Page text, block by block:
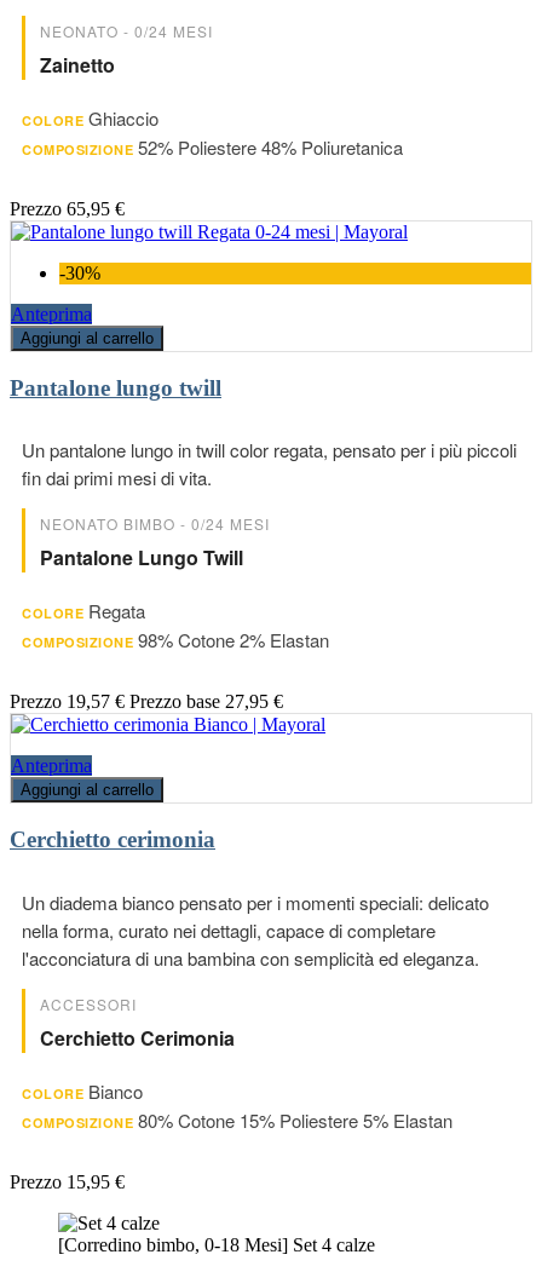
NEONATO - 0/24 MESI
Zainetto
COLORE Ghiaccio
COMPOSIZIONE 52% Poliestere 48% Poliuretanica
Prezzo 65,95 €
-30%
Anteprima
Aggiungi al carrello
Pantalone lungo twill
Un pantalone lungo in twill color regata, pensato per i più piccoli
fin dai primi mesi di vita.
NEONATO BIMBO - 0/24 MESI
Pantalone Lungo Twill
COLORE Regata
COMPOSIZIONE 98% Cotone 2% Elastan
Prezzo 19,57 € Prezzo base 27,95 €
Anteprima
Aggiungi al carrello
Cerchietto cerimonia
Un diadema bianco pensato per i momenti speciali: delicato
nella forma, curato nei dettagli, capace di completare
l'acconciatura di una bambina con semplicità ed eleganza.
ACCESSORI
Cerchietto Cerimonia
COLORE Bianco
COMPOSIZIONE 80% Cotone 15% Poliestere 5% Elastan
Prezzo 15,95 €
[Corredino bimbo, 0-18 Mesi] Set 4 calze